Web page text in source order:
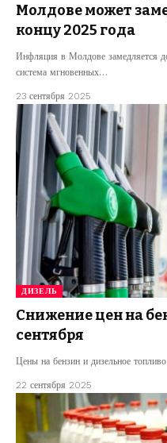
Молдове может
концу 2025 года
Инфляция в Молдове замедляется
система мгновенных…
23 сентября 2025
ДИЗЕЛЬ
Снижение цен на
сентября
Цены на бензин и дизельное
22 сентября 2025